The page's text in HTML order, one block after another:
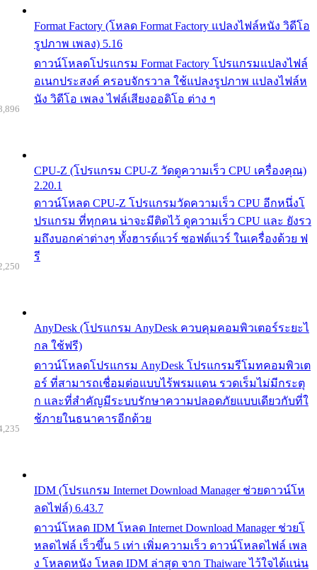
Format Factory (โหลด Format Factory แปลงไฟล์หนัง วิดีโอ
รูปภาพ เพลง) 5.16
ดาวน์โหลดโปรแกรม Format Factory โปรแกรมแปลงไฟล์
อเนกประสงค์ ครอบจักรวาล ใช้แปลงรูปภาพ แปลงไฟล์ห
นัง วิดีโอ เพลง ไฟล์เสียงออดิโอ ต่าง ๆ
CPU-Z (โปรแกรม CPU-Z วัดดูความเร็ว CPU เครื่องคุณ)
2.20.1
ดาวน์โหลด CPU-Z โปรแกรมวัดความเร็ว CPU อีกหนึ่งโ
ปรแกรม ที่ทุกคน น่าจะมีติดไว้ ดูความเร็ว CPU และ ยังรว
มถึงบอกค่าต่างๆ ทั้งฮารด์แวร์ ซอฟต์แวร์ ในเครื่องด้วย ฟ
รี
AnyDesk (โปรแกรม AnyDesk ควบคุมคอมพิวเตอร์ระยะไ
กล ใช้ฟรี)
ดาวน์โหลดโปรแกรม AnyDesk โปรแกรมรีโมทคอมพิวเต
อร์ ที่สามารถเชื่อมต่อแบบไร้พรมแดน รวดเร็มไม่มีกระตุ
ก และที่สำคัญมีระบบรักษาความปลอดภัยแบบเดียวกับที่ใ
ช้ภายในธนาคารอีกด้วย
IDM (โปรแกรม Internet Download Manager ช่วยดาวน์โห
ลดไฟล์) 6.43.7
ดาวน์โหลด IDM โหลด Internet Download Manager ช่วยโ
หลดไฟล์ เร็วขึ้น 5 เท่า เพิ่มความเร็ว ดาวน์โหลดไฟล์ เพล
ง โหลดหนัง โหลด IDM ล่าสุด จาก Thaiware ไว้ใจได้แน่น